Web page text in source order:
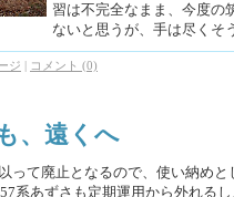
習は不完全なまま、今度の
ないと思うが、手は尽くそ
ジ | コメント (0)
、遠くへ
って廃止となるので、使い納め
系あずさも定期運用から外れる